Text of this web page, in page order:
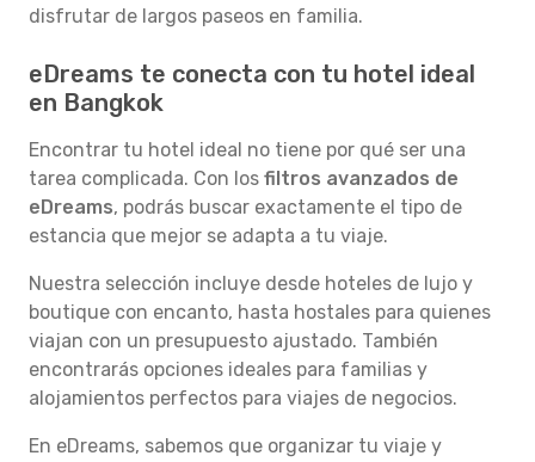
disfrutar de largos paseos en familia.
eDreams te conecta con tu hotel ideal
en Bangkok
Encontrar tu hotel ideal no tiene por qué ser una
tarea complicada. Con los filtros avanzados de
eDreams, podrás buscar exactamente el tipo de
estancia que mejor se adapta a tu viaje.
Nuestra selección incluye desde hoteles de lujo y
boutique con encanto, hasta hostales para quienes
viajan con un presupuesto ajustado. También
encontrarás opciones ideales para familias y
alojamientos perfectos para viajes de negocios.
En eDreams, sabemos que organizar tu viaje y